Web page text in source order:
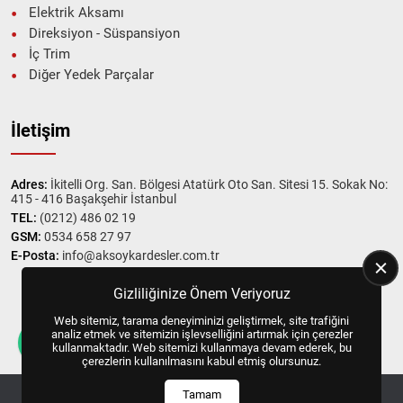
Elektrik Aksamı
Direksiyon - Süspansiyon
İç Trim
Diğer Yedek Parçalar
İletişim
Adres: İkitelli Org. San. Bölgesi Atatürk Oto San. Sitesi 15. Sokak No:
415 - 416 Başakşehir İstanbul
TEL: (0212) 486 02 19
GSM: 0534 658 27 97
E-Posta: info@aksoykardesler.com.tr
Copyright © 2025, All Right ReservedUS YAZILIM
Gizliliğinize Önem Veriyoruz
Web sitemiz, tarama deneyiminizi geliştirmek, site trafiğini
analiz etmek ve sitemizin işlevselliğini artırmak için çerezler
kullanmaktadır. Web sitemizi kullanmaya devam ederek, bu
çerezlerin kullanılmasını kabul etmiş olursunuz.
Tamam